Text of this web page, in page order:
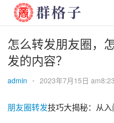
怎么转发朋友圈，
发的内容？
admin • 2023年7月15日 am8:23
朋友圈转发技巧大揭秘：从